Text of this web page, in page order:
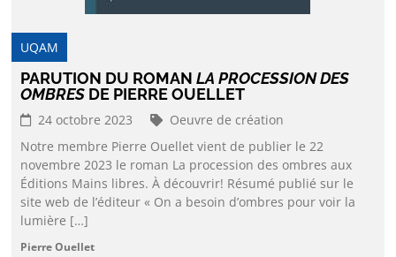
UQAM
PARUTION DU ROMANLA PROCESSION DES
OMBRES DE PIERRE OUELLET
24 octobre 2023
Oeuvre de création
Notre membre Pierre Ouellet vient de publier le 22
novembre 2023 le roman La procession des ombres aux
Éditions Mains libres. À découvrir! Résumé publié sur le
site web de l’éditeur « On a besoin d’ombres pour voir la
lumière […]
Pierre Ouellet